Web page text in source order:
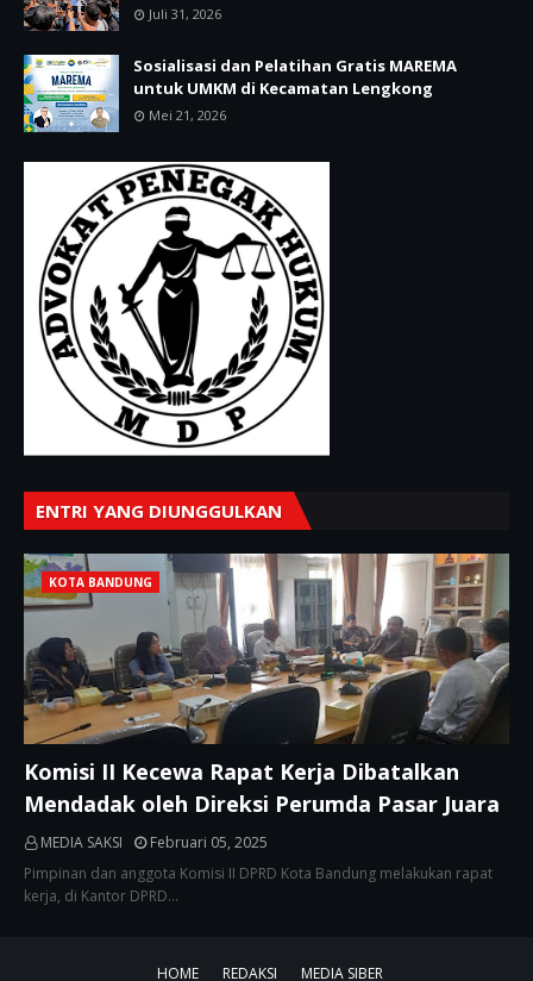
Juli 31, 2026
Sosialisasi dan Pelatihan Gratis MAREMA
untuk UMKM di Kecamatan Lengkong
Mei 21, 2026
ENTRI YANG DIUNGGULKAN
KOTA BANDUNG
Komisi II Kecewa Rapat Kerja Dibatalkan
Mendadak oleh Direksi Perumda Pasar Juara
MEDIA SAKSI
Februari 05, 2025
Pimpinan dan anggota Komisi II DPRD Kota Bandung melakukan rapat
kerja, di Kantor DPRD…
HOME REDAKSI MEDIA SIBER